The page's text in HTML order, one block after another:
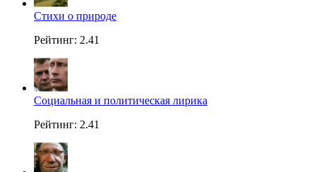
Стихи о природе
Рейтинг: 2.41
Социальная и политическая лирика
Рейтинг: 2.41